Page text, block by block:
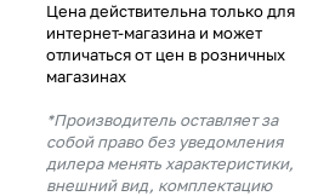
Цена действительна только для
интернет-магазина и может
отличаться от цен в розничных
магазинах
*Производитель оставляет за
собой право без уведомления
дилера менять характеристики,
внешний вид, комплектацию
% будут
с вашей карты